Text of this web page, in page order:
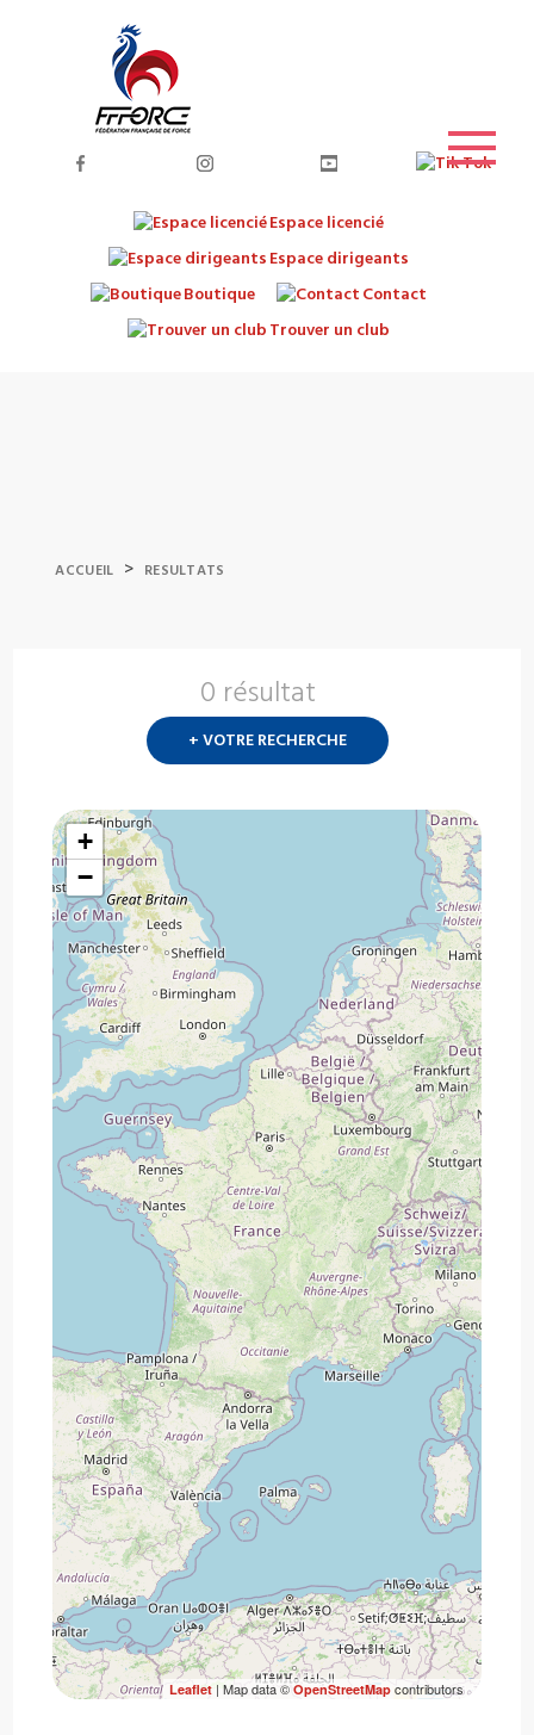
Espace licencié
Espace dirigeants
Boutique
Contact
Trouver un club
ACCUEIL > RESULTATS
0 résultat
+ VOTRE RECHERCHE
+
−
Leaflet| Map data ©OpenStreetMapcontributors